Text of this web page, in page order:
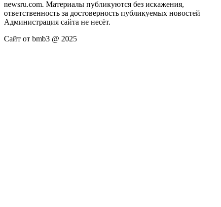
newsru.com. Материалы публикуются без искажения,
ответственность за достоверность публикуемых новостей
Администрация сайта не несёт.
Сайт от bmb3 @ 2025